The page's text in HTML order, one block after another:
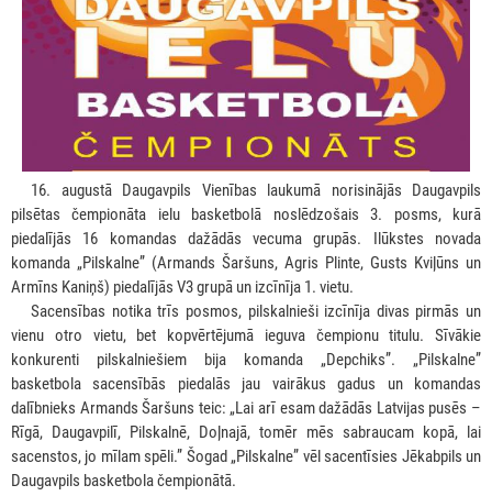
16. augustā Daugavpils Vienības laukumā norisinājās Daugavpils
pilsētas čempionāta ielu basketbolā noslēdzošais 3. posms, kurā
piedalījās 16 komandas dažādās vecuma grupās. Ilūkstes novada
komanda „Pilskalne” (Armands Šaršuns, Agris Plinte, Gusts Kviļūns un
Armīns Kaniņš) piedalījās V3 grupā un izcīnīja 1. vietu.
Sacensības notika trīs posmos, pilskalnieši izcīnīja divas pirmās un
vienu otro vietu, bet kopvērtējumā ieguva čempionu titulu. Sīvākie
konkurenti pilskalniešiem bija komanda „Depchiks”. „Pilskalne”
basketbola sacensībās piedalās jau vairākus gadus un komandas
dalībnieks Armands Šaršuns teic: „Lai arī esam dažādās Latvijas pusēs –
Rīgā, Daugavpilī, Pilskalnē, Doļnajā, tomēr mēs sabraucam kopā, lai
sacenstos, jo mīlam spēli.” Šogad „Pilskalne” vēl sacentīsies Jēkabpils un
Daugavpils basketbola čempionātā.